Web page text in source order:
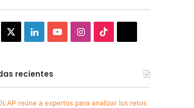
LinkedInYouTubeInstagram
recientes
reúne a expertos para analizar los retos